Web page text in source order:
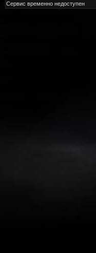
Сервис временно недоступен